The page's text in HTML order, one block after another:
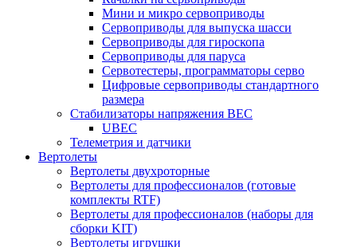
Мини и микро сервоприводы
Сервоприводы для выпуска шасси
Сервоприводы для гироскопа
Сервоприводы для паруса
Сервотестеры, программаторы серво
Цифровые сервоприводы стандартного
размера
Стабилизаторы напряжения BEC
UBEC
Телеметрия и датчики
Вертолеты
Вертолеты двухроторные
Вертолеты для профессионалов (готовые
комплекты RTF)
Вертолеты для профессионалов (наборы для
сборки KIT)
Вертолеты игрушки